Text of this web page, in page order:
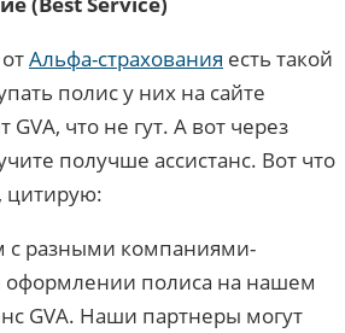
Альфа-страхования есть такой
полис у них на сайте
что не гут. А вот через
получше ассистанс. Вот что
цитирую:
с разными компаниями-
оформлении полиса на нашем
GVA. Наши партнеры могут